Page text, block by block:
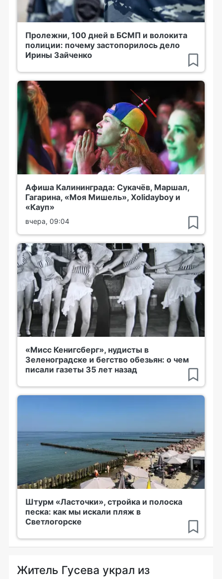
Пролежни, 100 дней в БСМП и волокита
полиции: почему застопорилось дело
Ирины Зайченко
Афиша Калининграда: Сукачёв, Маршал,
Гагарина, «Моя Мишель», Xolidayboy и
«Кауп»
вчера, 09:04
«Мисс Кенигсберг», нудисты в
Зеленоградске и бегство обезьян: о чем
писали газеты 35 лет назад
Штурм «Ласточки», стройка и полоска
песка: как мы искали пляж в
Светлогорске
Житель Гусева украл из